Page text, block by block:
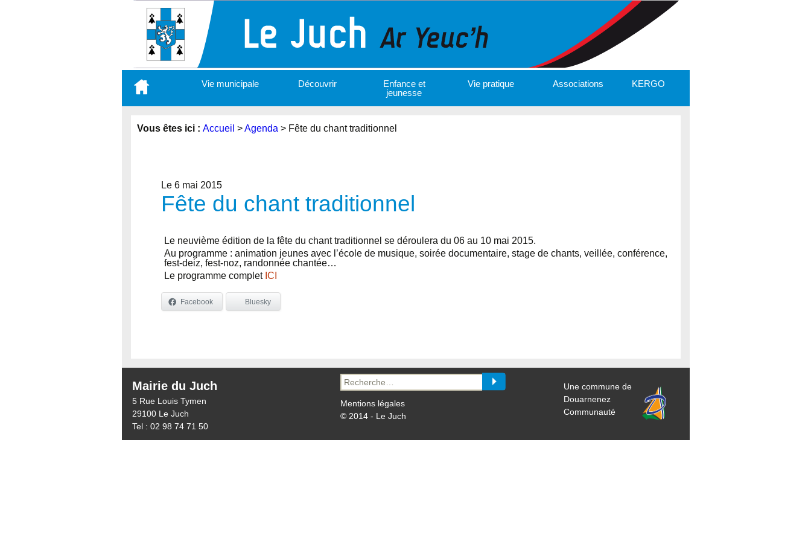
contenu
Vie municipale Découvrir
Enfance et
jeunesse
Vie pratique Associations KERGO
Vous êtes ici : Accueil >Agenda > Fête du chant traditionnel
Le 6 mai 2015
Fête du chant traditionnel
Le neuvième édition de la fête du chant traditionnel se déroulera du 06 au 10 mai 2015.
Au programme : animation jeunes avec l’école de musique, soirée documentaire, stage de chants, veillée, conférence,
fest-deiz, fest-noz, randonnée chantée…
Le programme complet ICI
Facebook Bluesky
Mairie du Juch
5 Rue Louis Tymen
29100 Le Juch
Tel : 02 98 74 71 50
Recherche
pour :
Mentions légales
© 2014 - Le Juch
Une commune de
Douarnenez
Communauté